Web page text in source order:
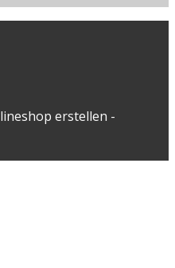
erstellen -